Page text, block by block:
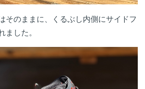
そのままに、くるぶし内側にサイドフ
ました。